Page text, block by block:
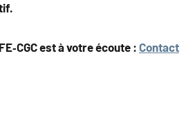
est à votre écoute : Contact